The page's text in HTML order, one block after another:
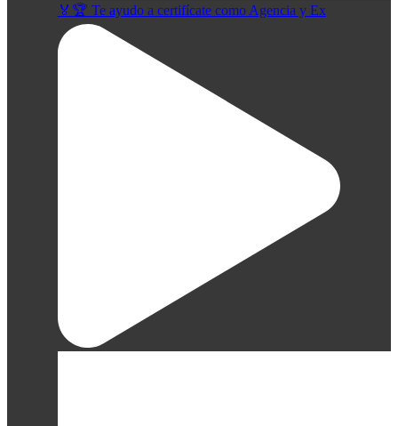
🏅🏆 Te ayudo a certifícate como Agencia y Ex